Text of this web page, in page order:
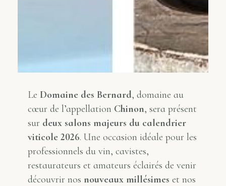
Le Domaine des Bernard, domaine au
cœur de l’appellation Chinon, sera présent
sur deux salons majeurs du calendrier
viticole 2026. Une occasion idéale pour les
professionnels du vin, cavistes,
restaurateurs et amateurs éclairés de venir
découvrir nos nouveaux millésimes et nos